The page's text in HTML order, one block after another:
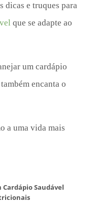
dicas e truques para
que se adapte ao
um cardápio
encanta o
a uma vida mais
Saudável